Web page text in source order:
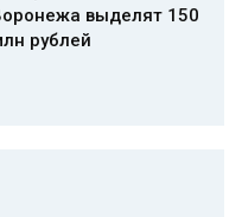
выделят 150
рублей